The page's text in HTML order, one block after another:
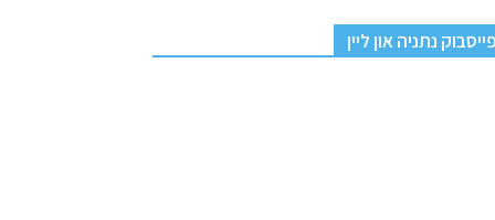
פייסבוק נתניה און ליין